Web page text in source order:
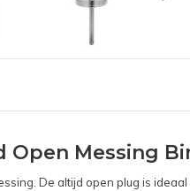
Messing
De altijd open plug is